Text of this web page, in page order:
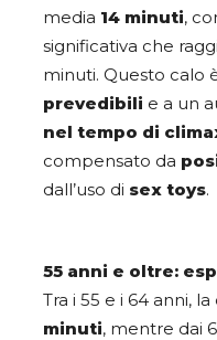
media 14 minuti,
significativa che
minuti. Questo calo
prevedibili e a un
nel tempo di
compensato da
dall’uso di sex toys.
55 anni e oltre:
Tra i 55 e i 64 anni,
minuti, mentre dai